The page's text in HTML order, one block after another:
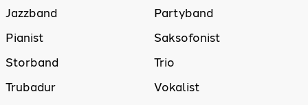
Jazzband
Partyband
Pianist
Saksofonist
Storband
Trio
Trubadur
Vokalist